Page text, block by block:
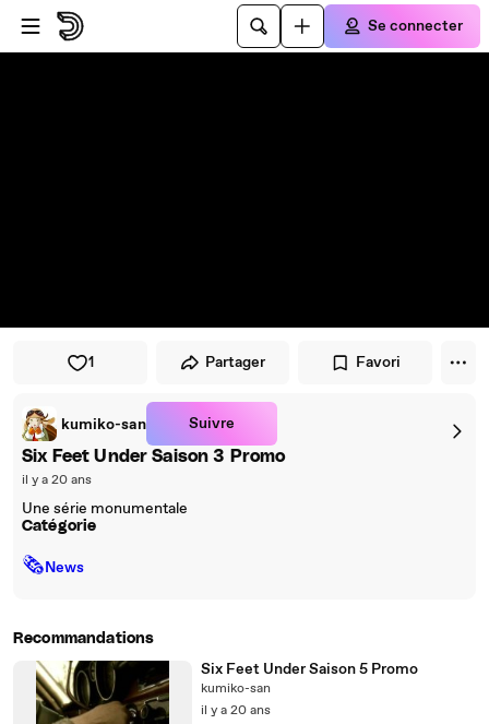
Passer au player
Passer au contenu principal
Se connecter
1 Partager Favori
kumiko-san Suivre
Six Feet Under Saison 3 Promo
il y a 20 ans
Une série monumentale
Catégorie
🗞News
Recommandations
Six Feet Under Saison 5 Promo
kumiko-san
il y a 20 ans